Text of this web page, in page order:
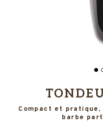
Compact et
barbe